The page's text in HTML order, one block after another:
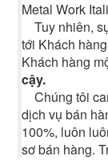
Metal Work
Tuy nhiên,
tới Khách
Khách hàng
cậy.
Chúng tôi
dịch vụ bán
100%, luôn
sơ bán hàng.